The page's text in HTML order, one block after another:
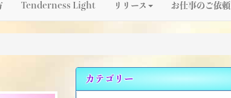
Tenderness Light リリース お仕事のご依頼
カテゴリー